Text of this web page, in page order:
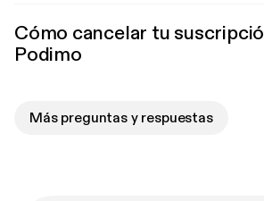
Cómo cancelar tu
Podimo
Más preguntas y respuestas